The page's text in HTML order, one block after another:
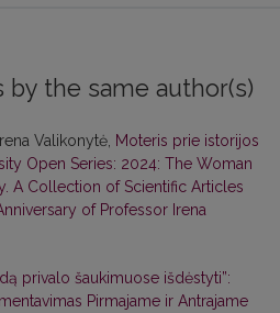
by the same author(s)
Valikonytė, Moteris prie istorijos
Open Series: 2024: The Woman
A Collection of Scientific Articles
of Professor Irena
privalo šaukimuose išdėstyti”:
Pirmajame ir Antrajame